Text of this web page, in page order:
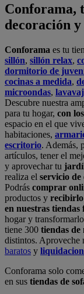
Conforama,
decoración
Conforama es tu
sillón, sillón relax,
dormitorio de
cocinas a medida,
microondas,
Descubre nuestra
para tu hogar, con
espacio en el que
habitaciones,
escritorio. Además,
artículos, tener el
y aprovechar tu
realiza el servicio
Podrás comprar
productos y
en nuestras tiendas
hogar y
tiene 300 tiendas de
distintos. Aproveche
baratos y
Conforama solo
en sus tiendas de